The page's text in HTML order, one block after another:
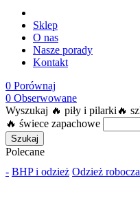
Sklep
O nas
Nasze porady
Kontakt
0 Porównaj
0 Obserwowane
Wyszukaj 🔥 piły i pilarki 🔥
🔥 świece zapachowe
Szukaj
Polecane
- BHP i odzież Odzież robocza